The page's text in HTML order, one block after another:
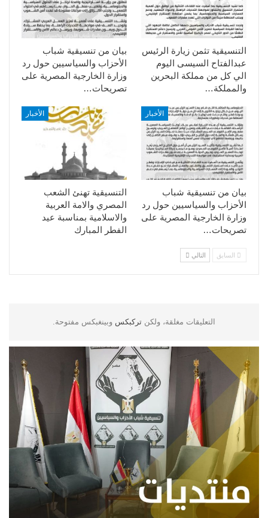
بيان من تنسيقية شباب
الأحزاب والسياسيين حول رد
وزارة الخارجية المصرية على
تصريحات…
التنسيقية تثمن زيارة الرئيس
عبدالفتاح السيسى اليوم
الي كل من مملكة البحرين
والمملكة…
الأخبار
التنسيقية تهنئ الشعب
المصري والامة العربية
والاسلامية بمناسبة عيد
الفطر المبارك
الأخبار
بيان من تنسيقية شباب
الأحزاب والسياسيين حول رد
وزارة الخارجية المصرية على
تصريحات…
السابق التالي
التعليقات مغلقة، ولكن تركبكس وبينغبكس مفتوحة.